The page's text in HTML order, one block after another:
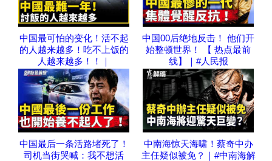
中国最可怕的变化！活不起
的人越来越多！吃不上饭的
人越来越多！！｜
中国00后绝地反击！ 他们开
始整顿世界！ 【 热点最前
线】｜#人民报
中国最后一条活路堵死了！
司机当街哭喊：我不想活
中南海惊天海啸！蔡奇中办
主任疑似被免？｜#中南海解